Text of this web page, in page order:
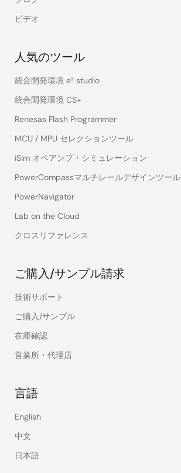
ビデオ
人気のツール
統合開発環境 e² studio
統合開発環境 CS+
Renesas Flash Programmer
MCU / MPU セレクションツール
iSim オペアンプ・シミュレーション
PowerCompassマルチレールデザインツール
PowerNavigator
Lab on the Cloud
クロスリファレンス
ご購入/サンプル請求
技術サポート
ご購入/サンプル
在庫確認
営業所・代理店
言語
English
中文
日本語